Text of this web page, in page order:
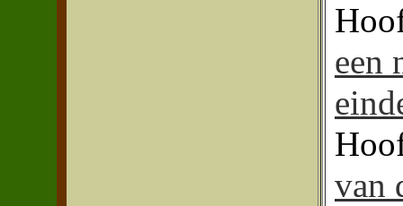
een
van